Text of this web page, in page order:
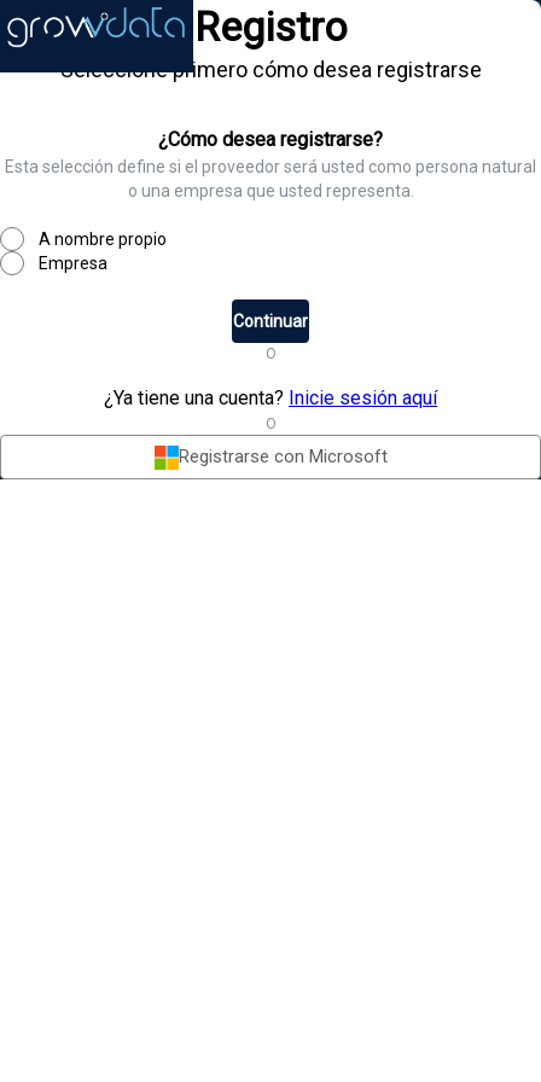
Registro
Seleccione primero cómo desea registrarse
¿Cómo desea registrarse?
Esta selección define si el proveedor será usted como persona natural
o una empresa que usted representa.
A nombre propio
Empresa
Continuar
O
¿Ya tiene una cuenta? Inicie sesión aquí
O
Registrarse con Microsoft